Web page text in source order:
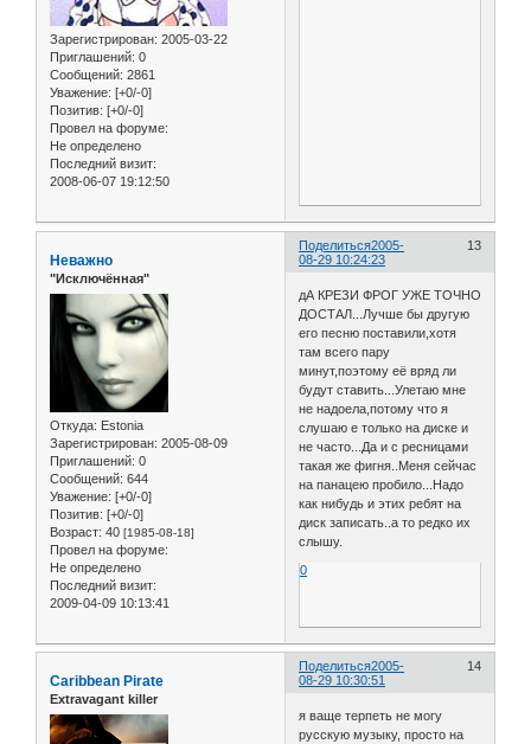
Зарегистрирован: 2005-03-22
Приглашений: 0
Сообщений: 2861
Уважение: [+0/-0]
Позитив: [+0/-0]
Провел на форуме:
Не определено
Последний визит:
2008-06-07 19:12:50
Поделиться 13
2005-
08-29 10:24:23
Неважно
"Исключённая"
Откуда: Estonia
Зарегистрирован: 2005-08-09
Приглашений: 0
Сообщений: 644
Уважение: [+0/-0]
Позитив: [+0/-0]
Возраст: 40 [1985-08-18]
Провел на форуме:
Не определено
Последний визит:
2009-04-09 10:13:41
дА КРЕЗИ ФРОГ УЖЕ ТОЧНО
ДОСТАЛ...Лучше бы другую
его песню поставили,хотя
там всего пару
минут,поэтому её вряд ли
будут ставить...Улетаю мне
не надоела,потому что я
слушаю е только на диске и
не часто...Да и с ресницами
такая же фигня..Меня сейчас
на панацею пробило...Надо
как нибудь и этих ребят на
диск записать..а то редко их
слышу.
0
Поделиться 14
2005-
08-29 10:30:51
Caribbean Pirate
Extravagant killer
я ваще терпеть не могу
русскую музыку, просто на